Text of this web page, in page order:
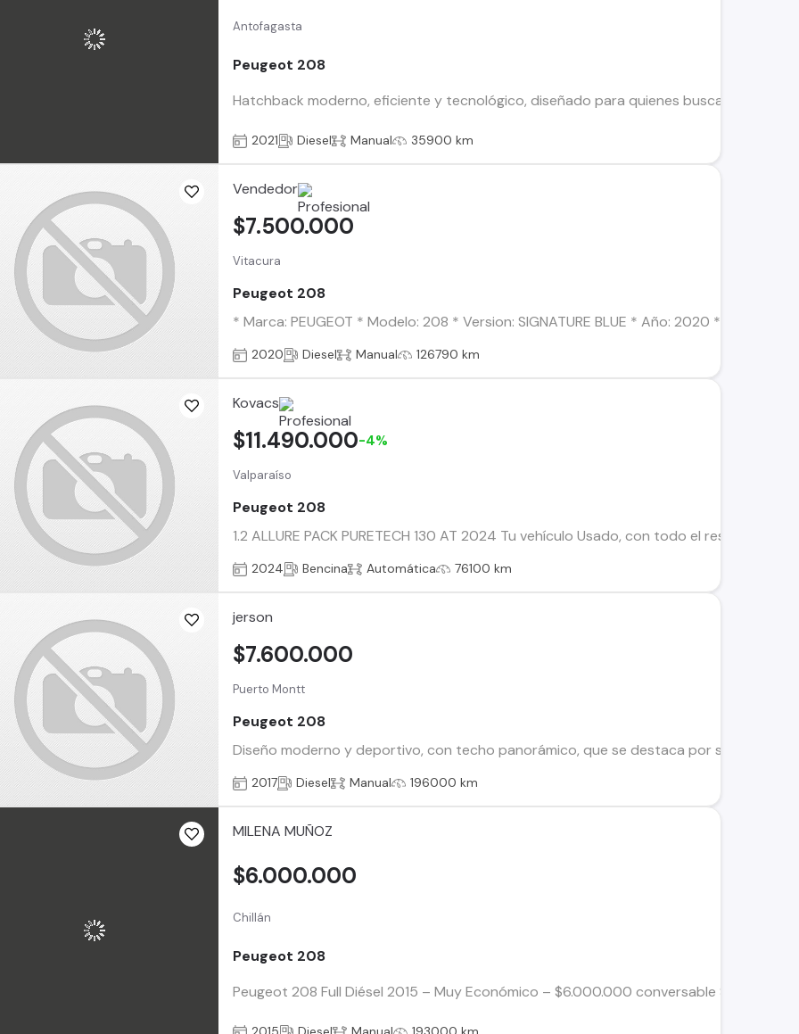
Antofagasta
Peugeot 208
Hatchback moderno, eficiente y tecnológico, diseñado para quienes buscan
2021 Diesel Manual 35900 km
Vendedor
Vitacura
Peugeot 208
* Marca: PEUGEOT * Modelo: 208 * Version: SIGNATURE BLUE * Año: 2020 *
$7.500.000
2020 Diesel Manual 126790 km
Kovacs
Valparaíso
Peugeot 208
1.2 ALLURE PACK PURETECH 130 AT 2024 Tu vehículo Usado, con todo el respaldo
$11.490.000-4%
2024 Bencina Automática 76100 km
jerson
Puerto Montt
Peugeot 208
Diseño moderno y deportivo, con techo panorámico, que se destaca por sus
$7.600.000
2017 Diesel Manual 196000 km
MILENA MUÑOZ
Chillán
Peugeot 208
Peugeot 208 Full Diésel 2015 – Muy Económico – $6.000.000 conversable Se vende
$6.000.000